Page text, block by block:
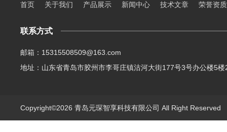
首页 关于我们 产品展示 新闻中心 技术文章 荣誉资质
联系方式
邮箱：15315508509@163.com
地址：山东省青岛市胶州市李哥庄镇沽河大街177号3号办公楼5楼
Copyright©2026 青岛元琛智享科技有限公司 All Right